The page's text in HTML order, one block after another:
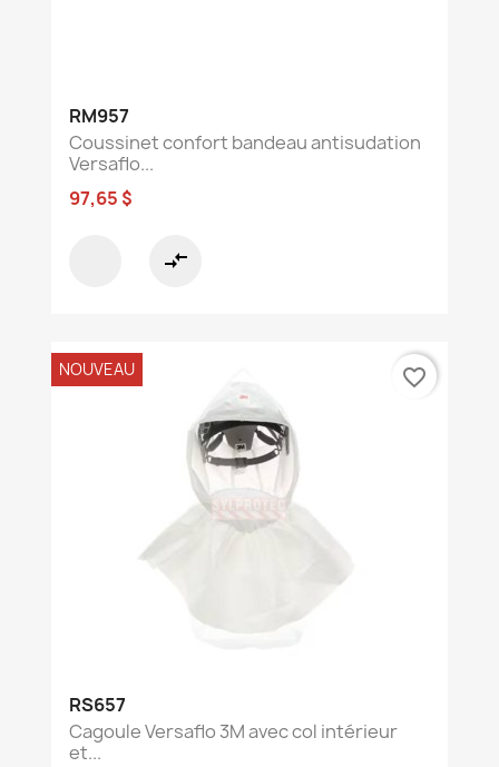
RM957
Coussinet confort bandeau antisudation
Versaflo...
97,65 $
compare_arrows
RS657
Cagoule Versaflo 3M avec col intérieur
et...
NOUVEAU favorite_border